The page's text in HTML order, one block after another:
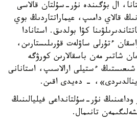
ال بۇگىندە نۇر-سۇلتان قالاسى
قالاي دامىپ، عيماراتتاردىڭ بوي
كۋا بولدىق. استانادا
ءتۇرلى ساۋلەت قۇرىلىستارىن،
شاتىر مەن باسقالارىن كورۋگە
ءستيلى ارالاسىپ، استانانى
- دەيدى اقىن.
نۇر-سۇلتانداعى فيليالىنىڭ
تانىمال.